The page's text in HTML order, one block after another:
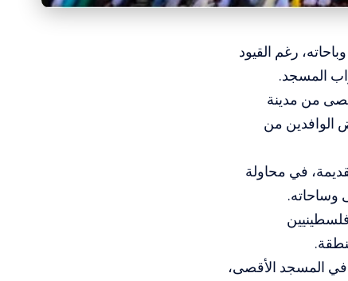
وباحاته، رغم القيود
المسجد.
من مدينة
الوافدين من
في محاولة
وساحاته.
في المسجد الأقصى،